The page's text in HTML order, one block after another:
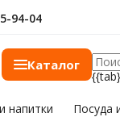
94-04
Каталог
и напитки Посуда